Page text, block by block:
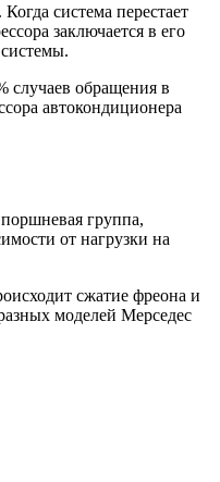
система перестает
заключается в его
случаев обращения в
автокондиционера
группа,
от нагрузки на
сжатие фреона и
моделей Мерседес